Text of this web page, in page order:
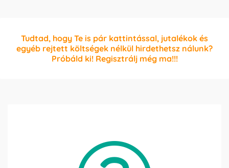
Tudtad, hogy Te is pár kattintással, jutalékok és
egyéb rejtett költségek nélkül hirdethetsz nálunk?
Próbáld ki! Regisztrálj még ma!!!